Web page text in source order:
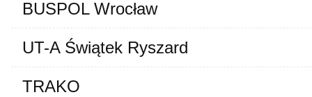
BUSPOL Wrocław
UT-A Świątek Ryszard
TRAKO